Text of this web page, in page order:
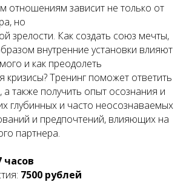
отношениям зависит не только от
но
зрелости. Как создать союз мечты,
внутренние установки влияют
и как преодолеть
Тренинг поможет ответить
а также получить опыт осознания и
глубинных и часто неосознаваемых
и предпочтений, влияющих на
партнера.
часов
7500 рублей